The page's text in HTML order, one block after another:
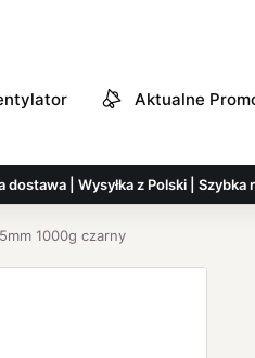
Aktualne
dostawa | Wysyłka z Polski | Szybka
1000g czarny